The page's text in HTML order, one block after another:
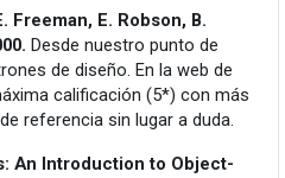
Freeman, E. Robson, B.
Desde nuestro punto de
de diseño. En la web de
calificación (5*) con más
referencia sin lugar a duda.
An Introduction to Object-